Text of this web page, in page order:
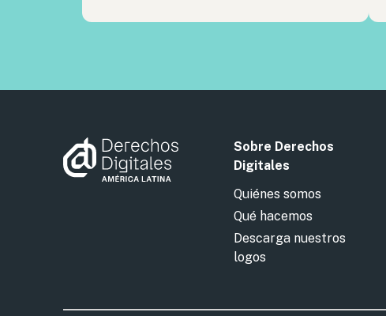
Sobre Derechos
Digitales
Quiénes somos
Qué hacemos
Descarga nuestros
logos